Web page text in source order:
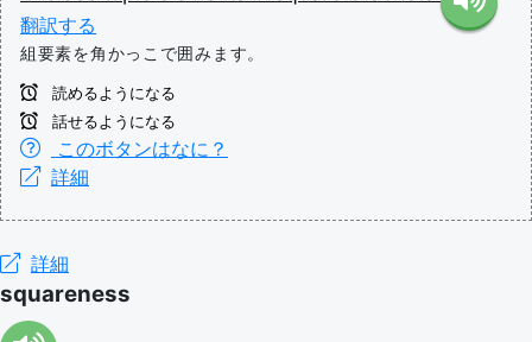
翻訳する
組要素を角かっこで囲みます。
読めるようになる
話せるようになる
このボタンはなに？
詳細
詳細
squareness